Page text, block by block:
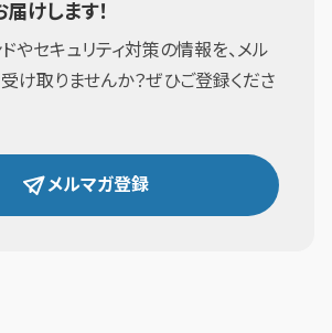
けします！
やセキュリティ対策の情報を、メル
け取りませんか？ぜひご登録くださ
メルマガ登録